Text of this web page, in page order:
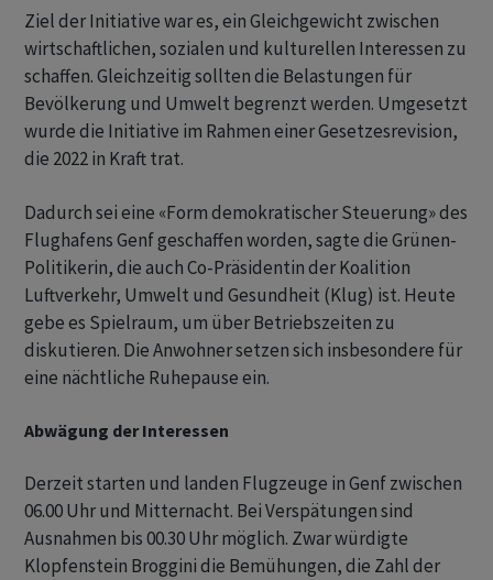
Ziel der Initiative war es, ein Gleichgewicht zwischen
wirtschaftlichen, sozialen und kulturellen Interessen zu
schaffen. Gleichzeitig sollten die Belastungen für
Bevölkerung und Umwelt begrenzt werden. Umgesetzt
wurde die Initiative im Rahmen einer Gesetzesrevision,
die 2022 in Kraft trat.
Dadurch sei eine «Form demokratischer Steuerung» des
Flughafens Genf geschaffen worden, sagte die Grünen-
Politikerin, die auch Co-Präsidentin der Koalition
Luftverkehr, Umwelt und Gesundheit (Klug) ist. Heute
gebe es Spielraum, um über Betriebszeiten zu
diskutieren. Die Anwohner setzen sich insbesondere für
eine nächtliche Ruhepause ein.
Abwägung der Interessen
Derzeit starten und landen Flugzeuge in Genf zwischen
06.00 Uhr und Mitternacht. Bei Verspätungen sind
Ausnahmen bis 00.30 Uhr möglich. Zwar würdigte
Klopfenstein Broggini die Bemühungen, die Zahl der